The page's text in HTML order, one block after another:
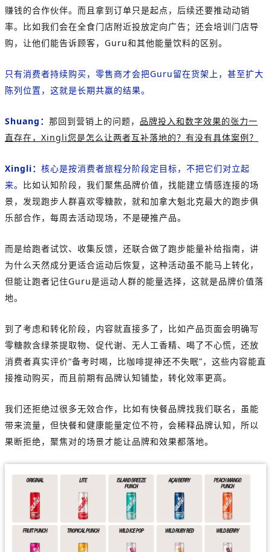
赚钱的合作伙伴。而且拿到订单只是起点，后续还要推动动销
率。比如我们会在全食门店附近投放定向广告；还会培训门店导
购，让他们能告诉顾客，Guru和其他能量饮料的区别。
只有消费者持续购买，零售商才会把Guru留在货架上，甚至扩大
陈列位置，这就是长期共赢的结果。
Shuang： 那回到营销上的问题， 品牌投入和数字效果的张力一
直存在，Xingli您是怎么让两者互补落地的？有没有具体案例？
Xingli： 核心是按消费者旅程分阶段定目标，不把它们对立起
来。 比如认知阶段，我们聚焦品牌价值，找能建立情感连接的场
景，发现跑步人群喜欢零糖款，就和加拿大魁北克最大的跑步俱
乐部合作，每周去活动现场，不是硬推产品。
而是给跑者试饮、收集反馈，还联合做了跑步能量补给指南，讲
为什么天然成分更适合运动后恢复，这种活动虽不能马上转化，
但能让跑者记住Guru是运动人群的能量选择，这就是品牌价值落
地。
到了考虑和转化阶段，内容就直接多了，比如产品页面会明确写
零糖款含绿茶提取物、促代谢、无人工香精、喝了不心慌，还放
消费者真实评价“备考时喝，比咖啡提神还不失眠”，这些内容能直
接推动购买，而且前期有品牌认知铺垫，转化效率更高。
我们还拒绝过很多无效合作，比如有快餐品牌找我们联名，虽能
带来流量，但快餐和健康能量定位不符，会稀释品牌认知，所以
果断拒绝，聚焦对的场景才能让品牌和效果都落地。